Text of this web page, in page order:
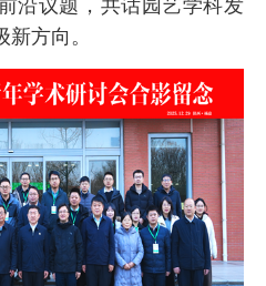
方向。